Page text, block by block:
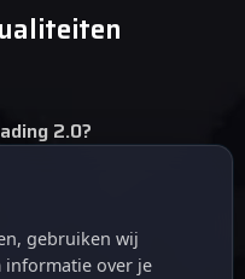
2.0?
gebruiken wij
informatie over je